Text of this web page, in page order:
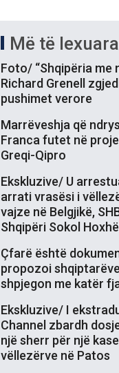
Më të
Foto/ “Shqipëria me
Richard Grenell
pushimet verore
Marrëveshja që
Franca futet në
Greqi-Qipro
Ekskluzive/ U
arrati vrasësi i
vajze në Belgjikë,
Shqipëri Sokol
Çfarë është
propozoi
shpjegon me katër
Ekskluzive/ I
Channel zbardh
një sherr për një
vëllezërve në Patos